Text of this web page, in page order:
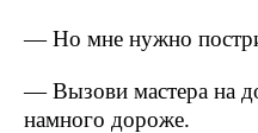
— Но мне нужно
— Вызови мастера на
намного дороже.